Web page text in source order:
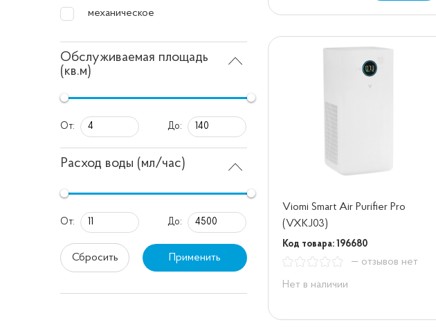
механическое
Обслуживаемая площадь
(кв.м)
От: До:
Расход воды (мл/час)
От: До:
Сбросить Применить
Viomi Smart Air Purifier Pro
(VXKJ03)
Код товара: 196680
— отзывов нет
Нет в наличии